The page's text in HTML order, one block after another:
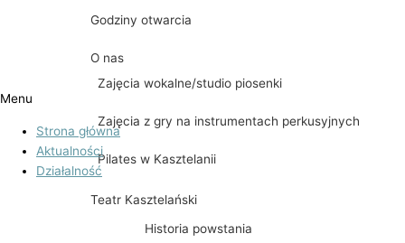
Godziny otwarcia
O nas
Menu
Strona główna
Aktualności
Działalność
Teatr Kasztelański
Historia powstania
Zajęcia wokalne/studio piosenki
Zajęcia z gry na instrumentach perkusyjnych
Pilates w Kasztelanii
Zajęcia taneczne dla dzieci
Zajęcia z języka angielskiego